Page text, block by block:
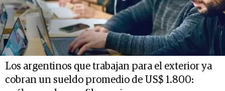
Los argentinos que trabajan para el exterior ya
cobran un sueldo promedio de US$ 1.800: